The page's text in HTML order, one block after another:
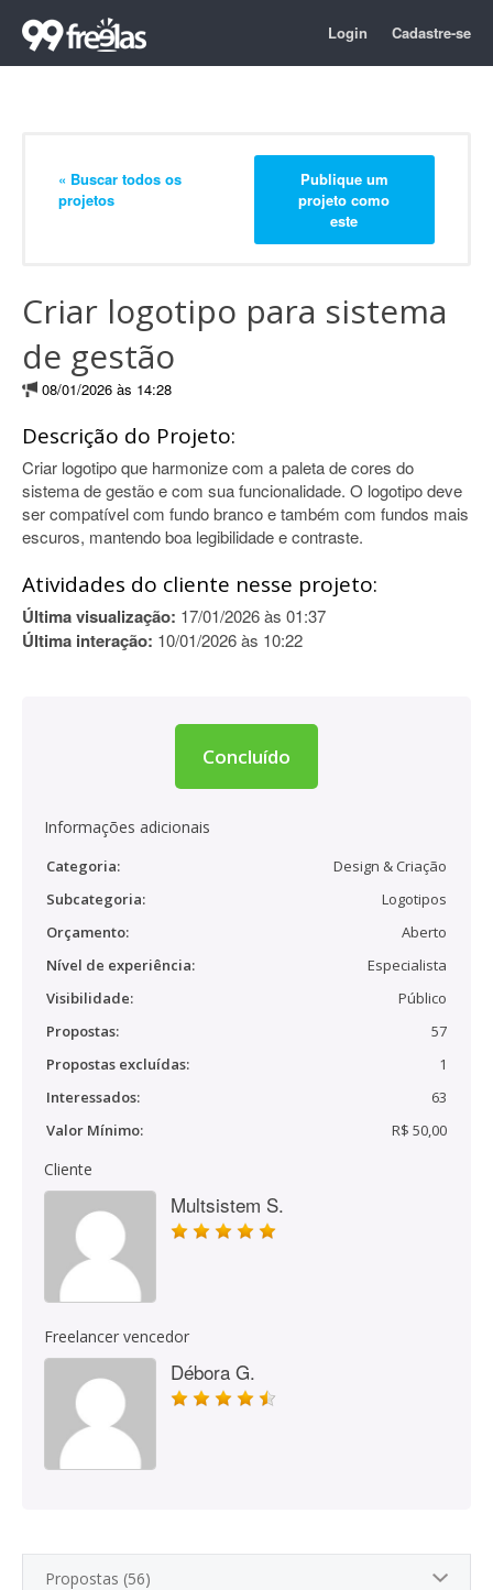
Login Cadastre-se
« Buscar todos os
projetos
Publique um
projeto como
este
Criar logotipo para sistema
de gestão
08/01/2026 às 14:28
Descrição do Projeto:
Criar logotipo que harmonize com a paleta de cores do
sistema de gestão e com sua funcionalidade. O logotipo deve
ser compatível com fundo branco e também com fundos mais
escuros, mantendo boa legibilidade e contraste.
Atividades do cliente nesse projeto:
Última visualização: 17/01/2026 às 01:37
Última interação: 10/01/2026 às 10:22
Concluído
Informações adicionais
Categoria:
Design & Criação
Subcategoria:
Logotipos
Orçamento:
Aberto
Nível de experiência:
Especialista
Visibilidade:
Público
Propostas:
57
Propostas excluídas:
1
Interessados:
63
Valor Mínimo:
R$ 50,00
Cliente
Multsistem S.
Freelancer vencedor
Débora G.
Propostas (56)